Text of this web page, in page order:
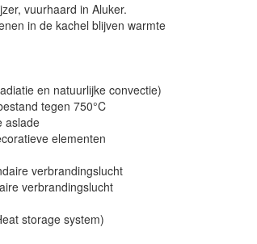
vuurhaard in Aluker.
in de kachel blijven warmte
en natuurlijke convectie)
tegen 750°C
aslade
elementen
verbrandingslucht
verbrandingslucht
storage system)